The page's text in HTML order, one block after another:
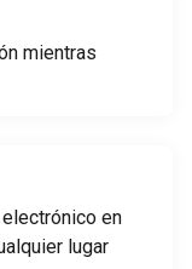
mientras
en
lugar